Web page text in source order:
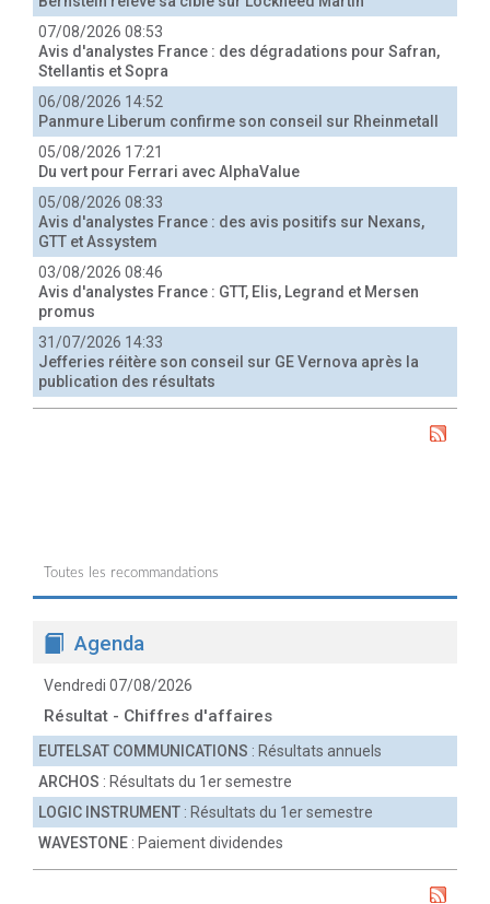
07/08/2026 08:53
Avis d'analystes France : des dégradations pour Safran,
Stellantis et Sopra
06/08/2026 14:52
Panmure Liberum confirme son conseil sur Rheinmetall
05/08/2026 17:21
Du vert pour Ferrari avec AlphaValue
05/08/2026 08:33
Avis d'analystes France : des avis positifs sur Nexans,
GTT et Assystem
03/08/2026 08:46
Avis d'analystes France : GTT, Elis, Legrand et Mersen
promus
31/07/2026 14:33
Jefferies réitère son conseil sur GE Vernova après la
publication des résultats
Toutes les recommandations
Agenda
Vendredi 07/08/2026
Résultat - Chiffres d'affaires
EUTELSAT COMMUNICATIONS : Résultats annuels
ARCHOS : Résultats du 1er semestre
LOGIC INSTRUMENT : Résultats du 1er semestre
WAVESTONE : Paiement dividendes